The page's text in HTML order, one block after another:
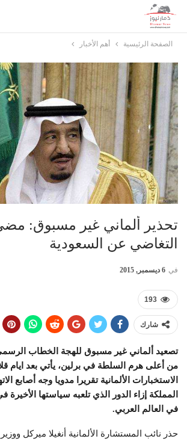
الصفحة الرئيسية أهم الأخبار
تحذير ألماني غير مسبوق:
التغاضي عن السعودية
في 6 ديسمبر, 2015
193
شارك
تصعيد ألماني غير مسبوق للهجة الخطاب
من أعلى هرم السلطة في برلين، يأتي بعد ايام
الاستخبارات الألمانية تقريرا مدويا وجه أصابع
المملكة إزاء الدور الذي تلعبه سياستها الأخيرة
في العالم العربي.
حذر نائب المستشارة الألمانية أنغيلا ميركل ووزير